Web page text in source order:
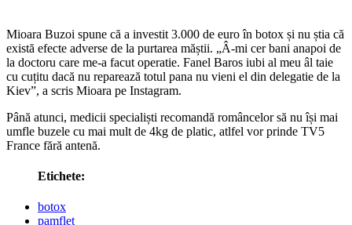
Mioara Buzoi spune că a investit 3.000 de euro în botox și nu știa că
există efecte adverse de la purtarea măștii. „Â-mi cer bani anapoi de
la doctoru care me-a facut operatie. Fanel Baros iubi al meu âl taie
cu cuțitu dacă nu reparează totul pana nu vieni el din delegatie de la
Kiev”, a scris Mioara pe Instagram.
Până atunci, medicii specialiști recomandă româncelor să nu își mai
umfle buzele cu mai mult de 4kg de platic, atlfel vor prinde TV5
France fără antenă.
Etichete:
botox
pamflet